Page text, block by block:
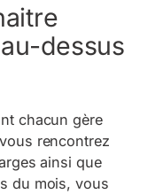
dessus
chacun gère
rencontrez
ainsi que
du mois, vous